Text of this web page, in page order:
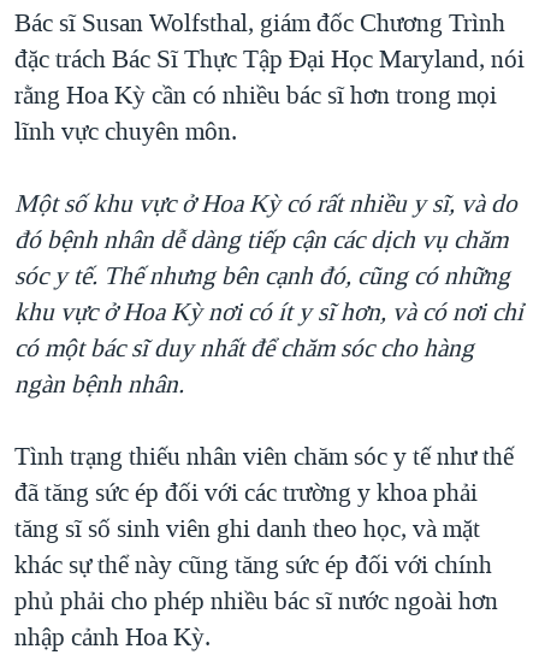
TRỊNH VĨNH BÌNH VS. CHÍNH PHỦ VIỆT NAM
NGƯ DÂN VIỆT VÀ LÀN SÓNG TRỘM HẢI SÂM
BÊN KIA QUỐC LỘ: TIẾNG VỌNG TỪ NÔNG THÔN MỸ
QUAN HỆ VIỆT MỸ
Bác sĩ Susan Wolfsthal, giám đốc Chương Trình
đặc trách Bác Sĩ Thực Tập Đại Học Maryland, nói
rằng Hoa Kỳ cần có nhiều bác sĩ hơn trong mọi
lĩnh vực chuyên môn.
Một số khu vực ở Hoa Kỳ có rất nhiều y sĩ, và do
đó bệnh nhân dễ dàng tiếp cận các dịch vụ chăm
sóc y tế. Thế nhưng bên cạnh đó, cũng có những
khu vực ở Hoa Kỳ nơi có ít y sĩ hơn, và có nơi chỉ
có một bác sĩ duy nhất để chăm sóc cho hàng
ngàn bệnh nhân.
Tình trạng thiếu nhân viên chăm sóc y tế như thế
đã tăng sức ép đối với các trường y khoa phải
tăng sĩ số sinh viên ghi danh theo học, và mặt
khác sự thể này cũng tăng sức ép đối với chính
phủ phải cho phép nhiều bác sĩ nước ngoài hơn
nhập cảnh Hoa Kỳ.